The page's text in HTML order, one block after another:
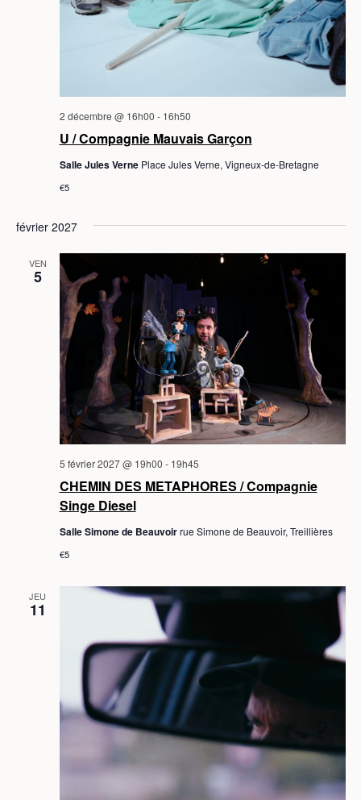
U / Compagnie Mauvais Garçon
2 décembre @ 16h00 - 16h50
Salle Jules Verne Place Jules Verne, Vigneux-de-Bretagne
€5
février 2027
VEN
5
CHEMIN DES METAPHORES / Compagnie
Singe Diesel
5 février 2027 @ 19h00 - 19h45
Salle Simone de Beauvoirrue Simone de Beauvoir, Treillières
€5
JEU
11